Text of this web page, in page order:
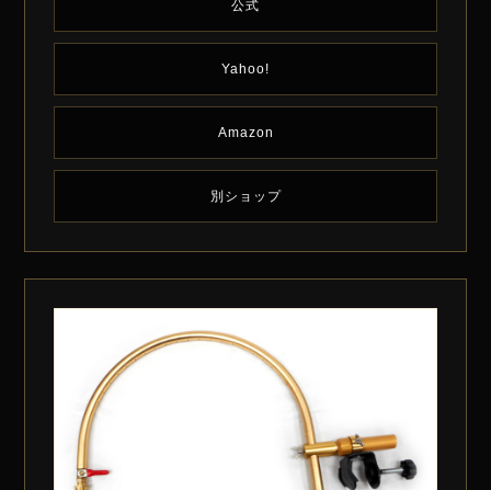
公式
Yahoo!
Amazon
別ショップ